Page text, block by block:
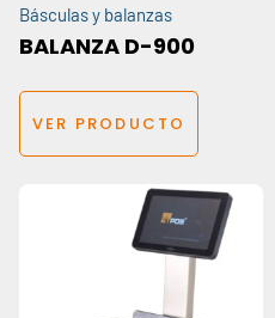
Básculas y balanzas
BALANZA D-900
VER PRODUCTO